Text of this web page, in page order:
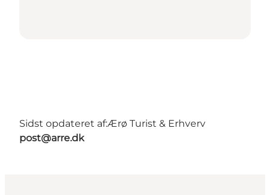
Sidst opdateret af:Ærø Turist & Erhverv
post@arre.dk